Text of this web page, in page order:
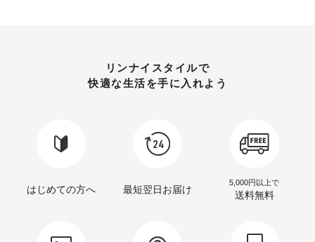
リンナイスタイルで
快適な生活を手に入れよう
はじめての方へ 最短翌日お届け
5,000円以上で
送料無料